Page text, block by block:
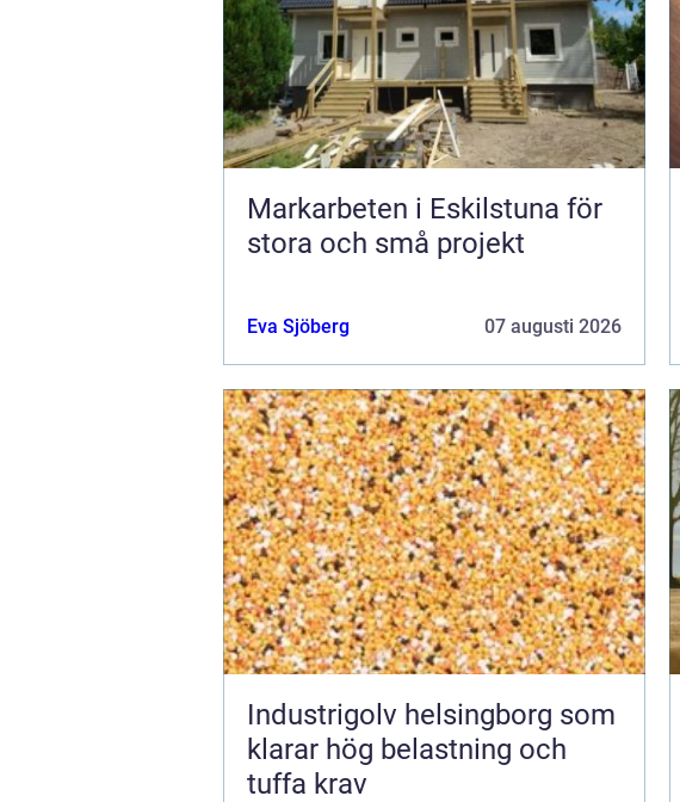
Markarbeten i Eskilstuna för
stora och små projekt
Eva Sjöberg 07 augusti 2026
Industrigolv helsingborg som
klarar hög belastning och
tuffa krav